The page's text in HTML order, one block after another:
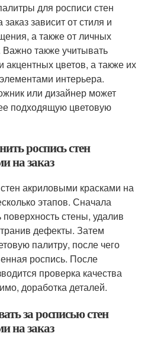
для росписи стен
зависит от стиля и
а также от личных
Важно также учитывать
цветов, а также их
интерьера.
или дизайнер может
подходящую цветовую
роспись стен
на заказ
акриловыми красками на
этапов. Сначала
стены, удалив
дефекты. Затем
палитру, после чего
роспись. После
проверка качества
доработка деталей.
за росписью стен
на заказ